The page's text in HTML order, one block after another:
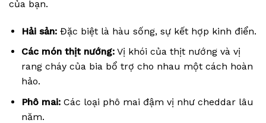
của bạn.
Hải sản:Đặc biệt là hàu sống, sự kết hợp kinh điển.
Các món thịt nướng:Vị khói của thịt nướng và vị
rang cháy của bia bổ trợ cho nhau một cách hoàn
hảo.
Phô mai:Các loại phô mai đậm vị như cheddar lâu
năm.